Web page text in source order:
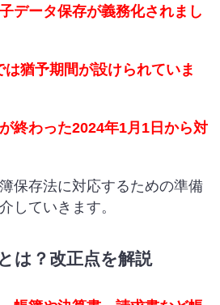
データ保存が義務化されまし
猶予期間が設けられていま
終わった2024年1月1日から対
保存法に対応するための準備
していきます。
は？改正点を解説